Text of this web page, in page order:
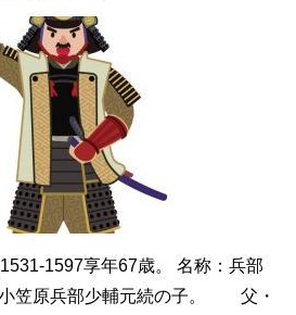
1597享年67歳。 名称：兵部
小笠原兵部少輔元続の子。 父・